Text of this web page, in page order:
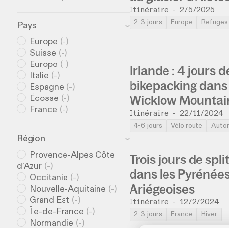
Pays
Europe (-)
Suisse (-)
Europe (-)
Italie (-)
Espagne (-)
Écosse (-)
France (-)
Région
Provence-Alpes Côte
d’Azur (-)
Occitanie (-)
Nouvelle-Aquitaine (-)
Grand Est (-)
Île-de-France (-)
Normandie (-)
Itinéraire -2/5/2025
2-3 jours Europe Refuges
Irlande : 4 jours
bikepacking
Wicklow
Itinéraire -22/11/2024
4-6 jours Vélo route
Trois jours de
dans les
Ariégeoises
Itinéraire - 12/2/2024
2-3 jours France Hiver